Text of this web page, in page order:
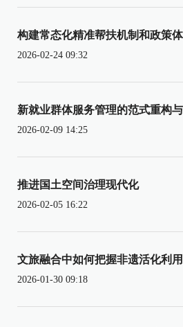
构建常态化精准帮扶机制和政策
2026-02-24 09:32
新就业群体服务管理的范式重构
2026-02-09 14:25
推进国土空间治理现代化
2026-02-05 16:22
文旅融合中如何把握非遗活化利
2026-01-30 09:18